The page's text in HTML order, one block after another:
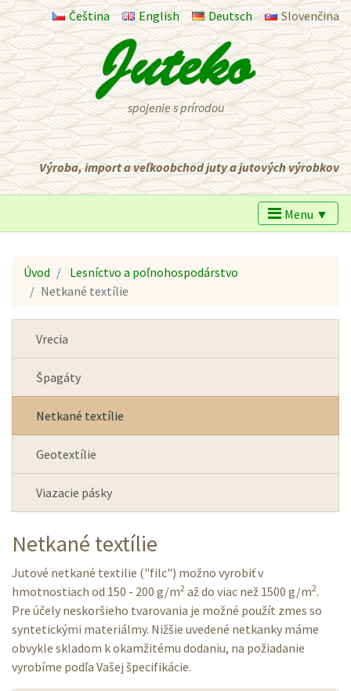
Čeština English Deutsch Slovenčina
spojenie s prírodou
Výroba, import a veľkoobchod juty a jutových výrobkov
Menu ▼
Úvod
Lesníctvo a poľnohospodárstvo
Netkané textílie
Vrecia
Špagáty
Netkané textílie
Geotextílie
Viazacie pásky
Netkané textílie
Jutové netkané textilie ("filc") možno vyrobiť v
hmotnostiach od 150 - 200 g/m2 až do viac než 1500 g/m2.
Pre účely neskoršieho tvarovania je možné použít zmes so
syntetickými materiálmy. Nižšie uvedené netkanky máme
obvykle skladom k okamžitému dodaniu, na požiadanie
vyrobíme podľa Vašej špecifikácie.